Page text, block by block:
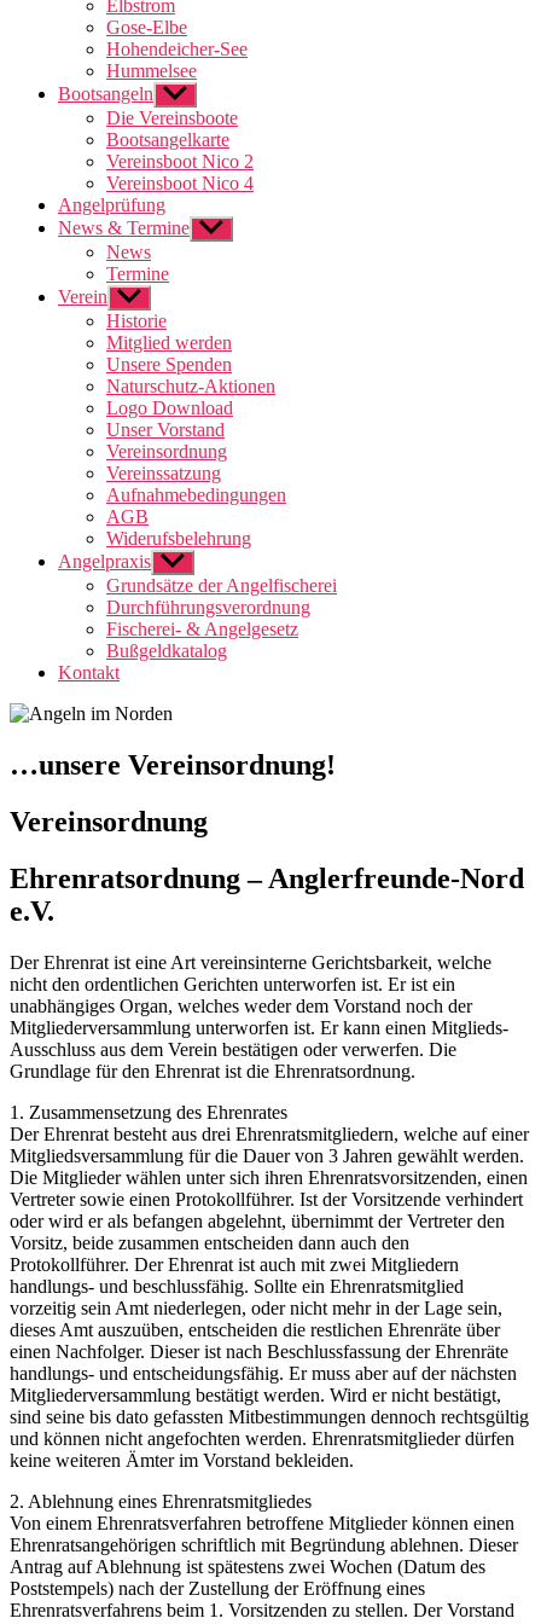
Elbstrom
Gose-Elbe
Hohendeicher-See
Hummelsee
Bootsangeln Untermenü
anzeigen
Die Vereinsboote
Bootsangelkarte
Vereinsboot Nico 2
Vereinsboot Nico 4
Angelprüfung
News & Termine Untermenü
anzeigen
News
Termine
Verein Untermenü
anzeigen
Historie
Mitglied werden
Unsere Spenden
Naturschutz-Aktionen
Logo Download
Unser Vorstand
Vereinsordnung
Vereinssatzung
Aufnahmebedingungen
AGB
Widerufsbelehrung
Angelpraxis Untermenü
anzeigen
Grundsätze der Angelfischerei
Durchführungsverordnung
Fischerei- & Angelgesetz
Bußgeldkatalog
Kontakt
…unsere Vereinsordnung!
Vereinsordnung
Ehrenratsordnung – Anglerfreunde-Nord
e.V.
Der Ehrenrat ist eine Art vereinsinterne Gerichtsbarkeit, welche
nicht den ordentlichen Gerichten unterworfen ist. Er ist ein
unabhängiges Organ, welches weder dem Vorstand noch der
Mitgliederversammlung unterworfen ist. Er kann einen Mitglieds-
Ausschluss aus dem Verein bestätigen oder verwerfen. Die
Grundlage für den Ehrenrat ist die Ehrenratsordnung.
1. Zusammensetzung des Ehrenrates
Der Ehrenrat besteht aus drei Ehrenratsmitgliedern, welche auf einer
Mitgliedsversammlung für die Dauer von 3 Jahren gewählt werden.
Die Mitglieder wählen unter sich ihren Ehrenratsvorsitzenden, einen
Vertreter sowie einen Protokollführer. Ist der Vorsitzende verhindert
oder wird er als befangen abgelehnt, übernimmt der Vertreter den
Vorsitz, beide zusammen entscheiden dann auch den
Protokollführer. Der Ehrenrat ist auch mit zwei Mitgliedern
handlungs- und beschlussfähig. Sollte ein Ehrenratsmitglied
vorzeitig sein Amt niederlegen, oder nicht mehr in der Lage sein,
dieses Amt auszuüben, entscheiden die restlichen Ehrenräte über
einen Nachfolger. Dieser ist nach Beschlussfassung der Ehrenräte
handlungs- und entscheidungsfähig. Er muss aber auf der nächsten
Mitgliederversammlung bestätigt werden. Wird er nicht bestätigt,
sind seine bis dato gefassten Mitbestimmungen dennoch rechtsgültig
und können nicht angefochten werden. Ehrenratsmitglieder dürfen
keine weiteren Ämter im Vorstand bekleiden.
2. Ablehnung eines Ehrenratsmitgliedes
Von einem Ehrenratsverfahren betroffene Mitglieder können einen
Ehrenratsangehörigen schriftlich mit Begründung ablehnen. Dieser
Antrag auf Ablehnung ist spätestens zwei Wochen (Datum des
Poststempels) nach der Zustellung der Eröffnung eines
Ehrenratsverfahrens beim 1. Vorsitzenden zu stellen. Der Vorstand